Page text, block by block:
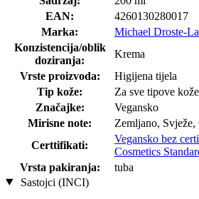
EAN:
4260130280017
Marka:
Michael Droste-
Konzistencija/oblik
doziranja:
Krema
Vrste proizvoda:
Higijena tijela
Tip kože:
Za sve tipove kože
Značajke:
Vegansko
Mirisne note:
Zemljano,
Certtifikati:
Vegansko bez
Cosmetics
Vrsta pakiranja:
tuba
Sastojci (INCI)